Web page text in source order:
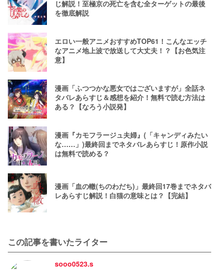
じ解説！至極京の死亡を含む全ターゲットの最後
を徹底解説
エロい一般アニメおすすめTOP61！こんなエッチ
なアニメ地上波で放送して大丈夫！？【お色気注
意】
漫画「ふつつかな悪女ではございますが」全話ネ
タバレあらすじ＆感想を紹介！無料で読む方法は
ある？【なろう小説発】
漫画『カモフラージュ夫婦』(「キャンディみたい
な……」)最終回までネタバレあらすじ！原作小説
は無料で読める？
漫画「血の轍(ちのわだち)」最終回17巻までネタバ
レあらすじ解説！白猫の意味とは？【完結】
この記事を書いたライター
sooo0523.s